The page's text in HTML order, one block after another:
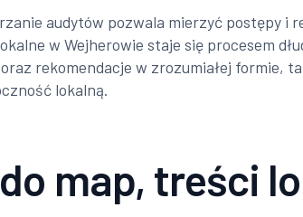
audytów pozwala mierzyć postępy i
w Wejherowie staje się procesem
rekomendacje w zrozumiałej formie,
lokalną.
map, treści